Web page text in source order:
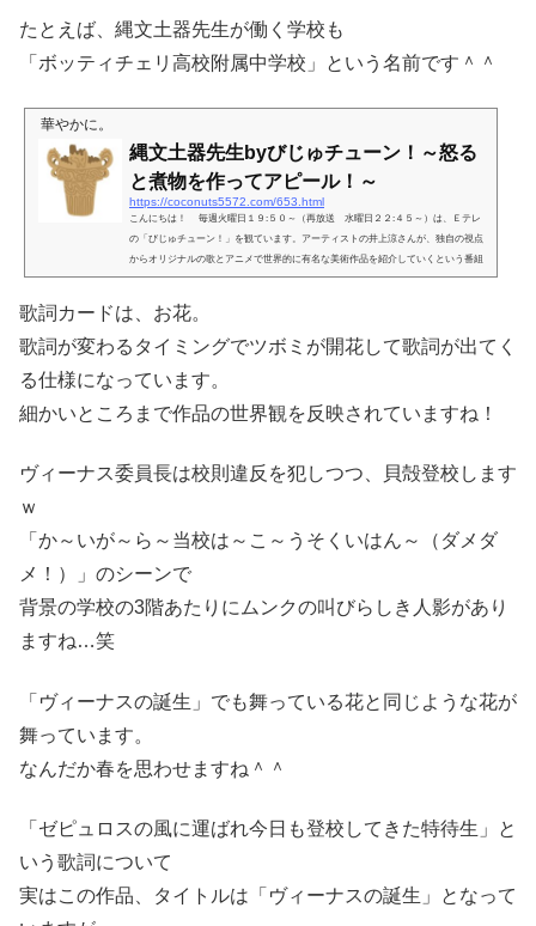
たとえば、縄文土器先生が働く学校も
「ボッティチェリ高校附属中学校」という名前です＾＾
華やかに。
縄文土器先生byびじゅチューン！～怒る
と煮物を作ってアピール！～
https://coconuts5572.com/653.html
こんにちは！ 毎週火曜日１９:５０～（再放送 水曜日２２:４５～）は、Ｅテレ
の「びじゅチューン！」を観ています。アーティストの井上涼さんが、独自の視点
からオリジナルの歌とアニメで世界的に有名な美術作品を紹介していくという番組
です。アニメのストーリー今回の放送は、「縄文土器先生」。ボッティチェリ高校
普通の人間の体型をしているので（しかも、ちょっとガタイが良い）シャツとネク
タイがよく似合っています。首がとても太...
歌詞カードは、お花。
歌詞が変わるタイミングでツボミが開花して歌詞が出てく
る仕様になっています。
細かいところまで作品の世界観を反映されていますね！
ヴィーナス委員長は校則違反を犯しつつ、貝殻登校します
ｗ
「か～いが～ら～当校は～こ～うそくいはん～（ダメダ
メ！）」のシーンで
背景の学校の3階あたりにムンクの叫びらしき人影があり
ますね…笑
「ヴィーナスの誕生」でも舞っている花と同じような花が
舞っています。
なんだか春を思わせますね＾＾
「ゼピュロスの風に運ばれ今日も登校してきた特待生」と
いう歌詞について
実はこの作品、タイトルは「ヴィーナスの誕生」となって